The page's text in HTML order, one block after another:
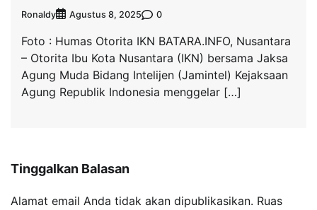
Ronaldy Agustus 8, 2025 0
Foto : Humas Otorita IKN BATARA.INFO, Nusantara
– Otorita Ibu Kota Nusantara (IKN) bersama Jaksa
Agung Muda Bidang Intelijen (Jamintel) Kejaksaan
Agung Republik Indonesia menggelar […]
Tinggalkan Balasan
Alamat email Anda tidak akan dipublikasikan. Ruas